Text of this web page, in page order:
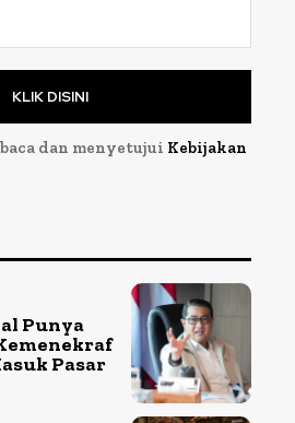
KLIK DISINI
dan menyetujui Kebijakan
Punya
Pasar